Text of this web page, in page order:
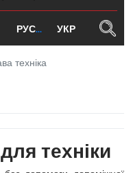
РУС УКР
техніка
техніки